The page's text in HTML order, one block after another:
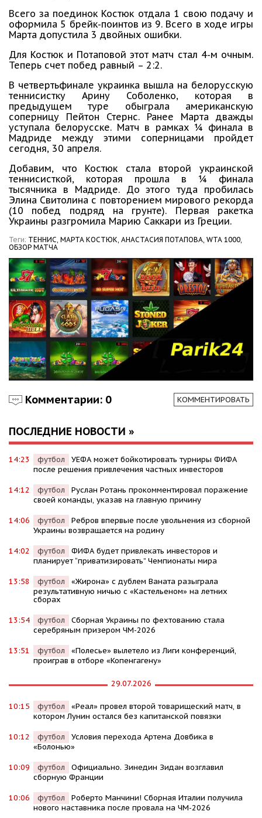
Всего за поединок Костюк отдала 1 свою подачу и
оформила 5 брейк-поинтов из 9. Всего в ходе игры
Марта допустила 3 двойных ошибки.
Для Костюк и Потаповой этот матч стал 4-м очным.
Теперь счет побед равный – 2:2.
В четвертьфинале украинка вышла на белорусскую
теннисистку Арину Соболенко, которая в
предыдущем туре обыграла американскую
соперницу Пейтон Стернс. Ранее Марта дважды
уступала белорусске. Матч в рамках ¼ финала в
Мадриде между этими соперницами пройдет
сегодня, 30 апреля.
Добавим, что Костюк стала второй украинской
теннисисткой, которая прошла в ¼ финала
тысячника в Мадриде. До этого туда пробилась
Элина Свитолина с повторением мирового рекорда
(10 побед подряд на грунте). Первая ракетка
Украины разгромила Марию Саккари из Греции.
Теги: ТЕННИС, МАРТА КОСТЮК, АНАСТАСИЯ ПОТАПОВА, WTA 1000,
ОБЗОР МАТЧА
Комментарии: 0 КОММЕНТИРОВАТЬ
ПОСЛЕДНИЕ НОВОСТИ »
14:23 футбол
УЕФА может бойкотировать турниры ФИФА
после решения привлечения частных инвесторов
14:12 футбол
Руслан Ротань прокомментировал поражение
своей команды, указав на главную причину
14:06 футбол
Ребров впервые после увольнения из сборной
Украины возвращается на родину
14:02 футбол
ФИФА будет привлекать инвесторов и
планирует “приватизировать” Чемпионаты мира
13:58 футбол
«Жирона» с дублем Ваната разыграла
результативную ничью с «Кастельеном» на летних
сборах
13:54 футбол
Сборная Украины по фехтованию стала
серебряным призером ЧМ-2026
13:51 футбол
«Полесье» вылетело из Лиги конференций,
проиграв в отборе «Копенгагену»
29.07.2026
10:15 футбол
«Реал» провел второй товарищеский матч, в
котором Лунин остался без капитанской повязки
10:12 футбол
Условия перехода Артема Довбика в
«Болонью»
10:09 футбол
Официально. Зинедин Зидан возглавил
сборную Франции
10:06 футбол
Роберто Манчини! Сборная Италии получила
нового наставника после провала на ЧМ-2026